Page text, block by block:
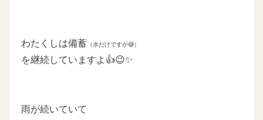
わたくしは備蓄 （水だけですが😅）
を継続していますよ👍😉✨
雨が続いていて